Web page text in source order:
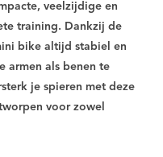
veelzijdige en
training. Dankzij de
bike altijd stabiel en
armen als benen te
je spieren met deze
voor zowel